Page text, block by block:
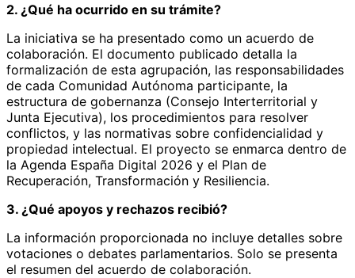
2. ¿Qué ha ocurrido en su trámite?
La iniciativa se ha presentado como un acuerdo de
colaboración. El documento publicado detalla la
formalización de esta agrupación, las responsabilidades
de cada Comunidad Autónoma participante, la
estructura de gobernanza (Consejo Interterritorial y
Junta Ejecutiva), los procedimientos para resolver
conflictos, y las normativas sobre confidencialidad y
propiedad intelectual. El proyecto se enmarca dentro de
la Agenda España Digital 2026 y el Plan de
Recuperación, Transformación y Resiliencia.
3. ¿Qué apoyos y rechazos recibió?
La información proporcionada no incluye detalles sobre
votaciones o debates parlamentarios. Solo se presenta
el resumen del acuerdo de colaboración.